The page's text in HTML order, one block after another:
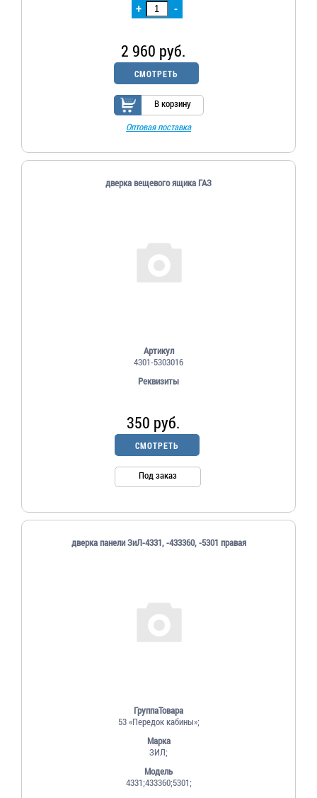
+ -
2 960 руб.
СМОТРЕТЬ
В корзину
Оптовая поставка
дверка вещевого ящика ГАЗ
Артикул
4301-5303016
Реквизиты
350 руб.
СМОТРЕТЬ
Под заказ
дверка панели ЗиЛ-4331, -433360, -5301 правая
ГруппаТовара
53 «Передок кабины»;
Марка
ЗИЛ;
Модель
4331;433360;5301;